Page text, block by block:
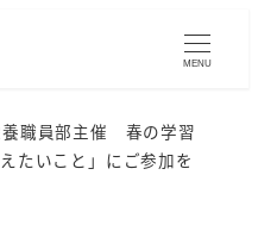
MENU
養職員部主催 春の学習
たいこと」にご参加を